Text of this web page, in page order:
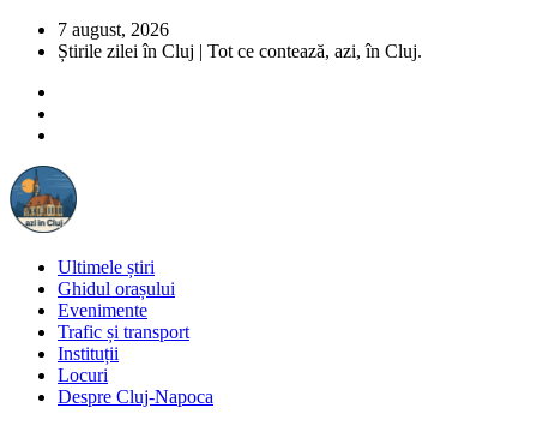
7 august, 2026
Știrile zilei în Cluj | Tot ce contează, azi, în Cluj.
Ultimele știri
Ghidul orașului
Evenimente
Trafic și transport
Instituții
Locuri
Despre Cluj-Napoca